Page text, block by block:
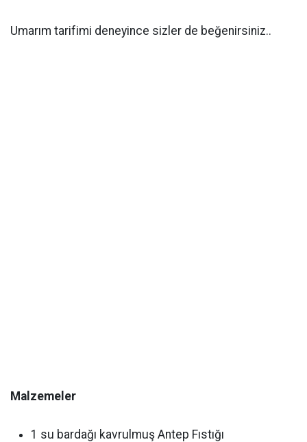
Umarım tarifimi deneyince sizler de beğenirsiniz..
Malzemeler
1 su bardağı kavrulmuş Antep Fıstığı